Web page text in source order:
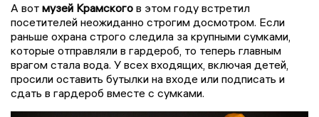
А вот музей Крамского в этом году встретил
посетителей неожиданно строгим досмотром. Если
раньше охрана строго следила за крупными сумками,
которые отправляли в гардероб, то теперь главным
врагом стала вода. У всех входящих, включая детей,
просили оставить бутылки на входе или подписать и
сдать в гардероб вместе с сумками.